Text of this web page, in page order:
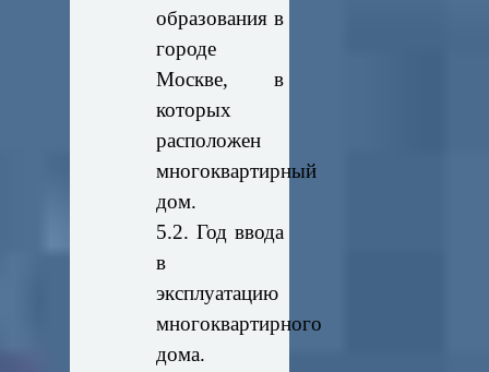
образования в
городе
Москве, в
которых
расположен
многоквартирный
дом.
5.2. Год ввода
в
эксплуатацию
многоквартирного
дома.